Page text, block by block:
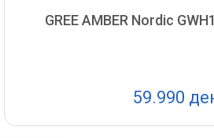
GREE AMBER Nordic
59.990